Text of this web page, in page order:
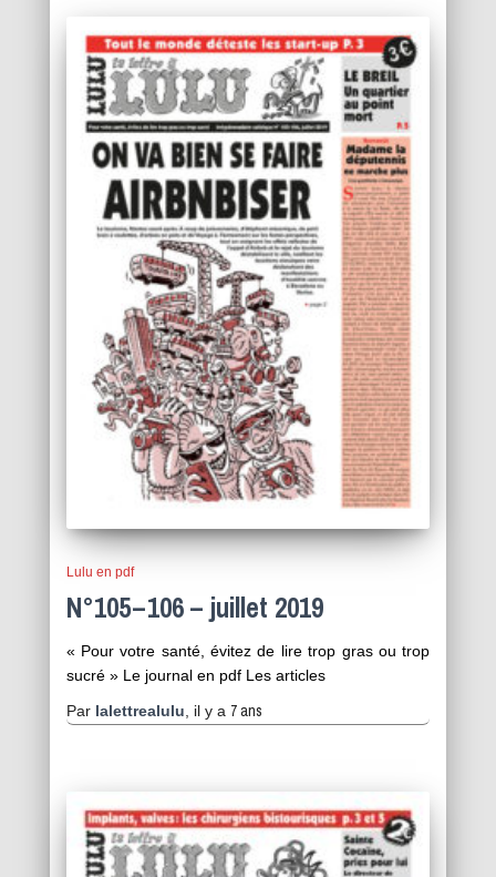
Lulu en pdf
N°105 – 106 – juillet 2019
« Pour votre santé, évitez de lire trop gras ou trop
sucré » Le journal en pdf Les articles
Par lalettrealulu , il y a 7 ans